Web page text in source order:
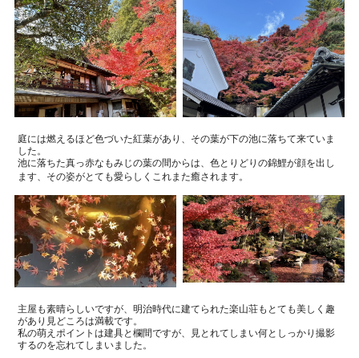
庭には燃えるほど色づいた紅葉があり、その葉が下の池に落ちて来ていま
した。
池に落ちた真っ赤なもみじの葉の間からは、色とりどりの錦鯉が顔を出し
ます、その姿がとても愛らしくこれまた癒されます。
主屋も素晴らしいですが、明治時代に建てられた楽山荘もとても美しく趣
があり 見どころは満載です。
私の萌えポイントは建具と欄間ですが、見とれてしまい何としっかり撮影
するのを忘れてしまいました。